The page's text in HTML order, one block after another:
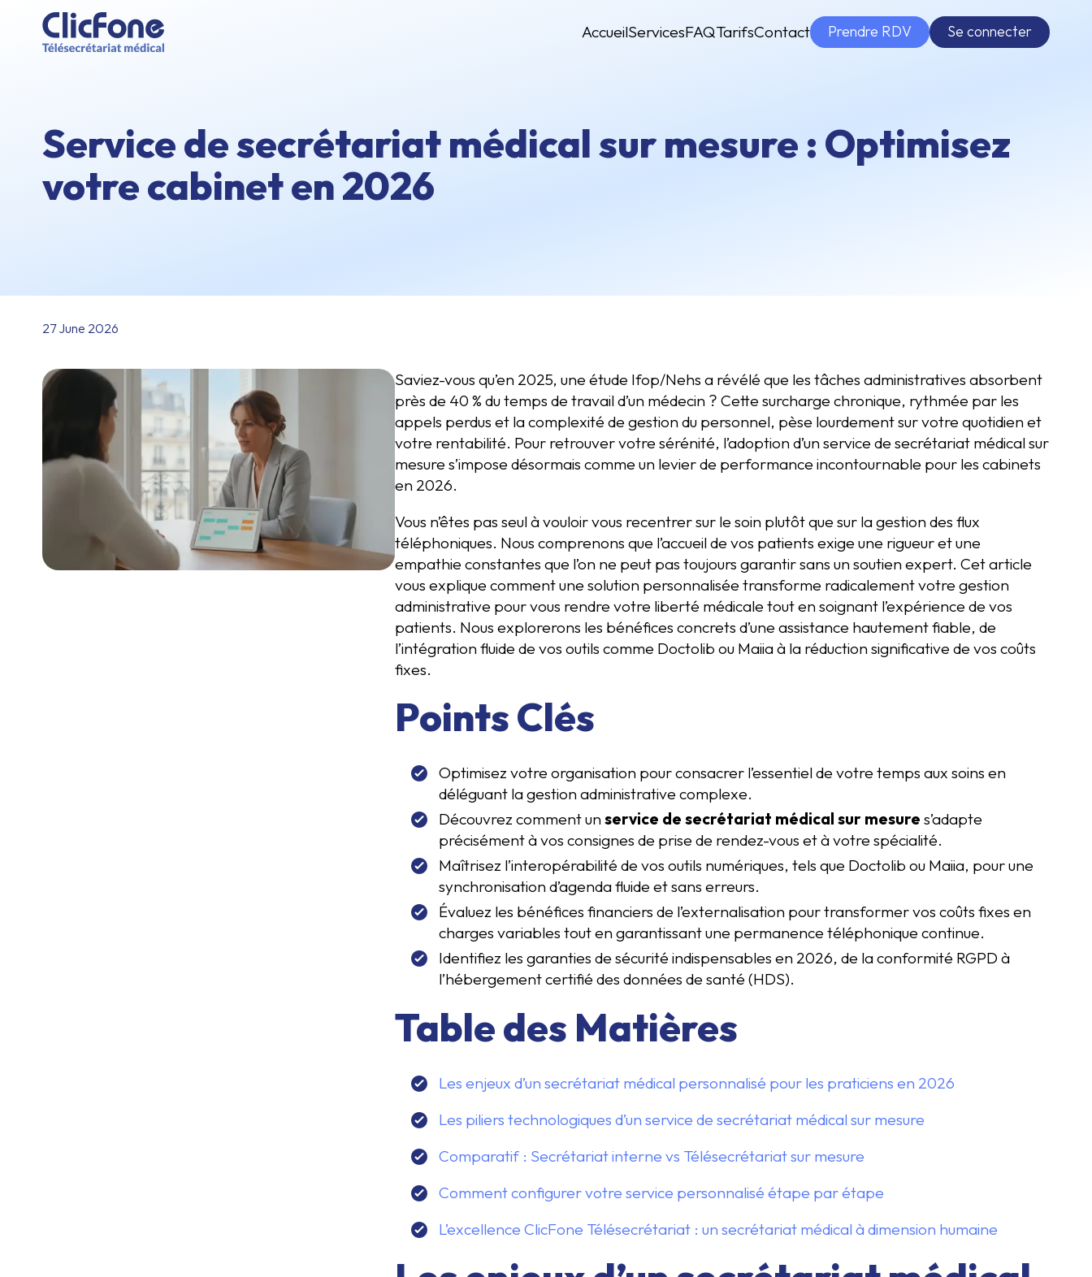
AccueilServicesFAQTarifsContact Prendre RDV Se connecter
Service de secrétariat médical sur mesure : Optimisez
votre cabinet en 2026
27 June 2026
Saviez-vous qu’en 2025, une étude Ifop/Nehs a révélé que les tâches administratives absorbent
près de 40 % du temps de travail d’un médecin ? Cette surcharge chronique, rythmée par les
appels perdus et la complexité de gestion du personnel, pèse lourdement sur votre quotidien et
votre rentabilité. Pour retrouver votre sérénité, l’adoption d’un service de secrétariat médical sur
mesure s’impose désormais comme un levier de performance incontournable pour les cabinets
en 2026.
Vous n’êtes pas seul à vouloir vous recentrer sur le soin plutôt que sur la gestion des flux
téléphoniques. Nous comprenons que l’accueil de vos patients exige une rigueur et une
empathie constantes que l’on ne peut pas toujours garantir sans un soutien expert. Cet article
vous explique comment une solution personnalisée transforme radicalement votre gestion
administrative pour vous rendre votre liberté médicale tout en soignant l’expérience de vos
patients. Nous explorerons les bénéfices concrets d’une assistance hautement fiable, de
l’intégration fluide de vos outils comme Doctolib ou Maiia à la réduction significative de vos coûts
fixes.
Points Clés
Optimisez votre organisation pour consacrer l’essentiel de votre temps aux soins en
déléguant la gestion administrative complexe.
Découvrez comment unservice de secrétariat médical sur mesure s’adapte
précisément à vos consignes de prise de rendez-vous et à votre spécialité.
Maîtrisez l’interopérabilité de vos outils numériques, tels que Doctolib ou Maiia, pour une
synchronisation d’agenda fluide et sans erreurs.
Évaluez les bénéfices financiers de l’externalisation pour transformer vos coûts fixes en
charges variables tout en garantissant une permanence téléphonique continue.
Identifiez les garanties de sécurité indispensables en 2026, de la conformité RGPD à
l’hébergement certifié des données de santé (HDS).
Table des Matières
Les enjeux d’un secrétariat médical personnalisé pour les praticiens en 2026
Les piliers technologiques d’un service de secrétariat médical sur mesure
Comparatif : Secrétariat interne vs Télésecrétariat sur mesure
Comment configurer votre service personnalisé étape par étape
L’excellence ClicFone Télésecrétariat : un secrétariat médical à dimension humaine